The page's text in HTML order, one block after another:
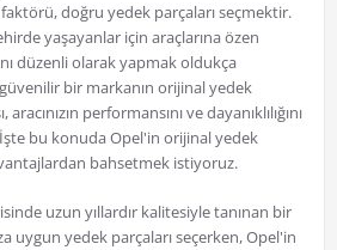
doğru yedek parçaları seçmektir.
yaşayanlar için araçlarına özen
düzenli olarak yapmak oldukça
bir markanın orijinal yedek
performansını ve dayanıklılığını
İşte bu konuda Opel'in orijinal yedek
bahsetmek istiyoruz.
uzun yıllardır kalitesiyle tanınan bir
uygun yedek parçaları seçerken, Opel'in